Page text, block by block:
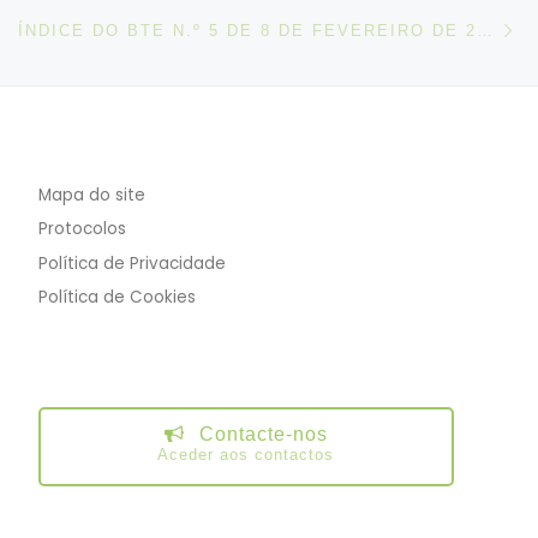
Mapa do site
Protocolos
Política de Privacidade
Política de Cookies
Contacte-nos
Aceder aos contactos